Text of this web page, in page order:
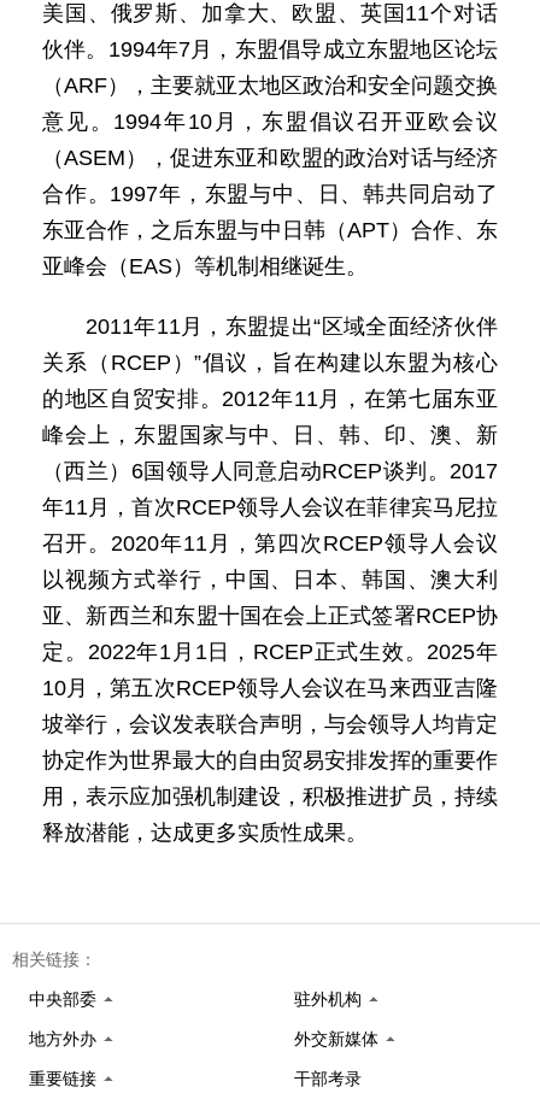
美国、俄罗斯、加拿大、欧盟、英国11个对话
伙伴。1994年7月，东盟倡导成立东盟地区论坛
（ARF），主要就亚太地区政治和安全问题交换
意见。1994年10月，东盟倡议召开亚欧会议
（ASEM），促进东亚和欧盟的政治对话与经济
合作。1997年，东盟与中、日、韩共同启动了
东亚合作，之后东盟与中日韩（APT）合作、东
亚峰会（EAS）等机制相继诞生。
2011年11月，东盟提出“区域全面经济伙伴
关系（RCEP）”倡议，旨在构建以东盟为核心
的地区自贸安排。2012年11月，在第七届东亚
峰会上，东盟国家与中、日、韩、印、澳、新
（西兰）6国领导人同意启动RCEP谈判。2017
年11月，首次RCEP领导人会议在菲律宾马尼拉
召开。2020年11月，第四次RCEP领导人会议
以视频方式举行，中国、日本、韩国、澳大利
亚、新西兰和东盟十国在会上正式签署RCEP协
定。2022年1月1日，RCEP正式生效。2025年
10月，第五次RCEP领导人会议在马来西亚吉隆
坡举行，会议发表联合声明，与会领导人均肯定
协定作为世界最大的自由贸易安排发挥的重要作
用，表示应加强机制建设，积极推进扩员，持续
释放潜能，达成更多实质性成果。
相关链接：
中央部委 驻外机构
地方外办 外交新媒体
重要链接 干部考录